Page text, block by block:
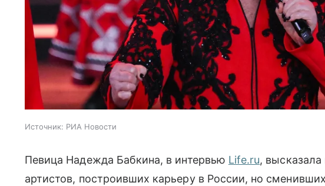
Источник: РИА Новости
Певица Надежда Бабкина, в интервью Life.ru,
артистов, построивших карьеру в России, но